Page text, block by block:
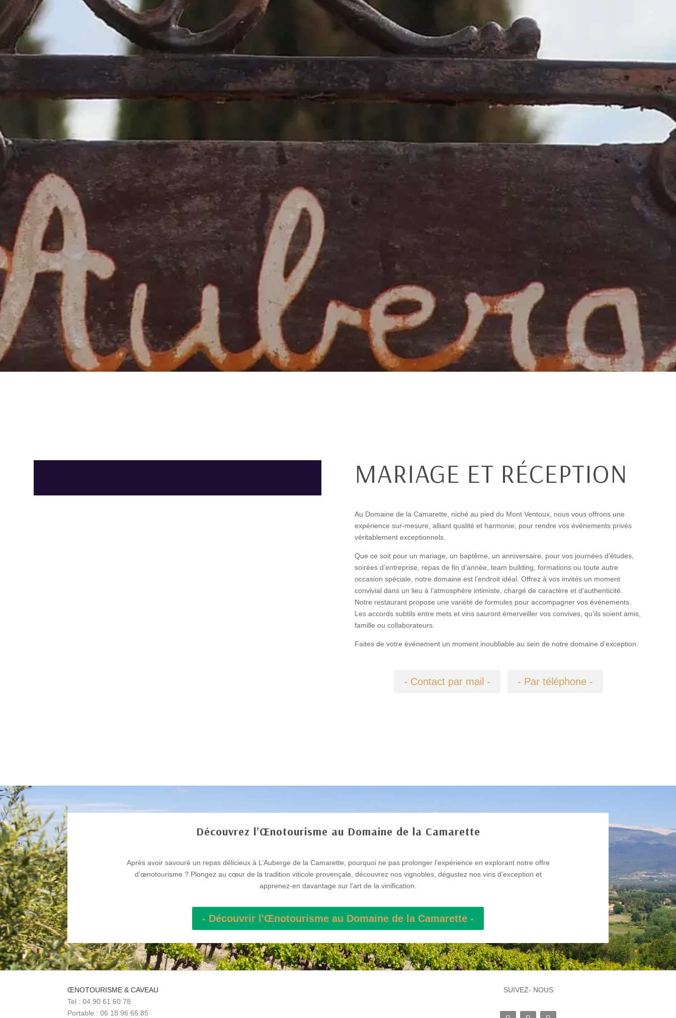
MARIAGE ET RÉCEPTION
Au Domaine de la Camarette, niché au pied du Mont Ventoux, nous vous offrons une
expérience sur-mesure, alliant qualité et harmonie, pour rendre vos événements privés
véritablement exceptionnels.
Que ce soit pour un mariage, un baptême, un anniversaire, pour vos journées d’études,
soirées d’entreprise, repas de fin d’année, team building, formations ou toute autre
occasion spéciale, notre domaine est l’endroit idéal. Offrez à vos invités un moment
convivial dans un lieu à l’atmosphère intimiste, chargé de caractère et d’authenticité.
Notre restaurant propose une variété de formules pour accompagner vos événements.
Les accords subtils entre mets et vins sauront émerveiller vos convives, qu’ils soient amis,
famille ou collaborateurs.
Faites de votre événement un moment inoubliable au sein de notre domaine d’exception.
- Contact par mail - - Par téléphone -
Découvrez l’Œnotourisme au Domaine de la Camarette
Après avoir savouré un repas délicieux à L’Auberge de la Camarette, pourquoi ne pas prolonger l’expérience en explorant notre offre
d’œnotourisme ? Plongez au cœur de la tradition viticole provençale, découvrez nos vignobles, dégustez nos vins d’exception et
apprenez-en davantage sur l’art de la vinification.
- Découvrir l'Œnotourisme au Domaine de la Camarette -
ŒNOTOURISME & CAVEAU
Tel : 04 90 61 60 78
Portable : 06 18 96 66 85
SUIVEZ- NOUS